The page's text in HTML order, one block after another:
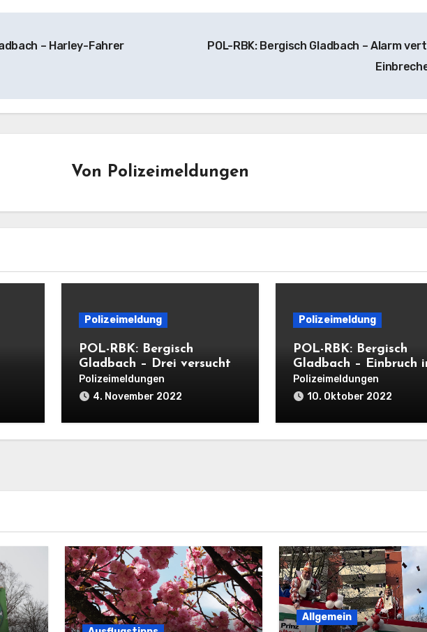
– Harley-Fahrer
POL-RBK: Bergisch Gladbach – Alarm
Von Polizeimeldungen
Polizeimeldung
POL-RBK: Bergisch
Gladbach – Drei versuchte
Wohnungseinbrüche in
einer Nacht
Polizeimeldungen
4. November 2022
Polizeimeldung
POL-RBK: Bergisch
Gladbach – Einbruch
Eiscafé
Polizeimeldungen
10. Oktober 2022
Allgemein